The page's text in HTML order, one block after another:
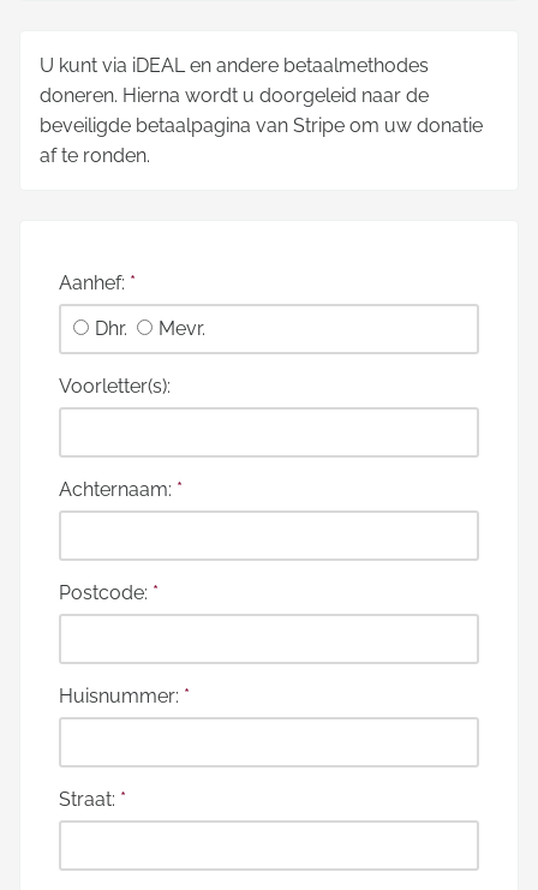
U kunt via iDEAL en andere betaalmethodes
doneren. Hierna wordt u doorgeleid naar de
beveiligde betaalpagina van Stripe om uw donatie
af te ronden.
Aanhef: *
Dhr.
Mevr.
Voorletter(s):
Achternaam: *
Postcode: *
Huisnummer: *
Straat: *